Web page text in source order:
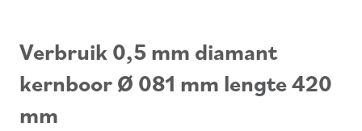
Verbruik 0,5 mm diamant
kernboor Ø 081 mm lengte 420
mm